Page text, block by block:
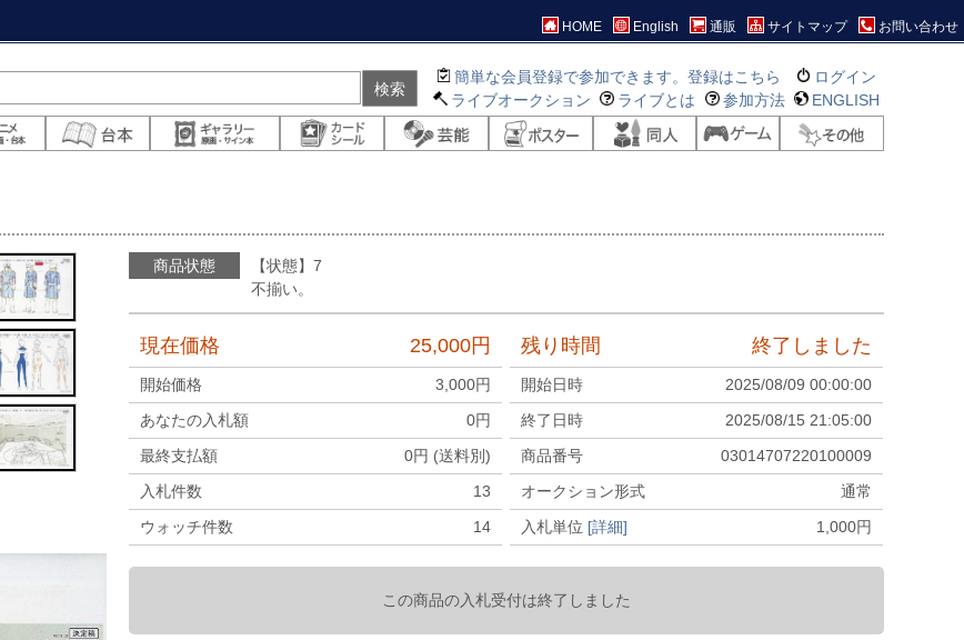
HOME English 通販 サイトマップ お問い合わせ
簡単な会員登録で参加できます。登録はこちら
ログイン
ライブオークション
ライブとは 参加方法 ENGLISH
商品状態
【状態】7
不揃い。
現在価格 25,000円
開始価格 3,000円
あなたの入札額
0円
最終支払額
0円 (送料別)
入札件数
13
ウォッチ件数
14
残り時間 終了しました
開始日時
2025/08/09 00:00:00
終了日時
2025/08/15 21:05:00
商品番号
03014707220100009
オークション形式
通常
入札単位 [詳細] 1,000円
この商品の入札受付は終了しました